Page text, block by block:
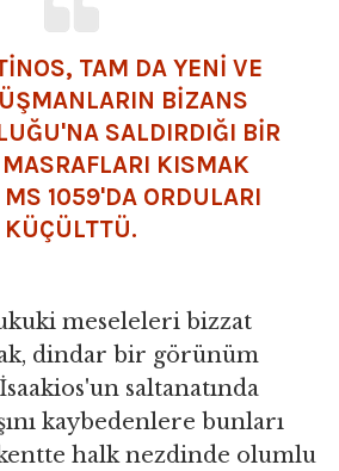
TAM DA YENI VE
BIZANS
SALDIRDIĞI BIR
KISMAK
1059'DA ORDULARI
KÜÇÜLTTÜ.
meseleleri bizzat
dindar bir görünüm
saltanatında
kaybedenlere bunları
halk nezdinde olumlu